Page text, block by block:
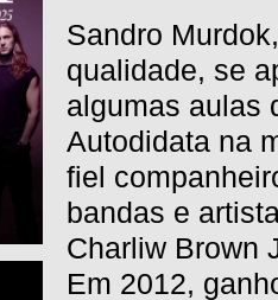
Sandro
qualidade, se
algumas aulas
Autodidata na
fiel
bandas e
Charliw Brown
Em 2012,